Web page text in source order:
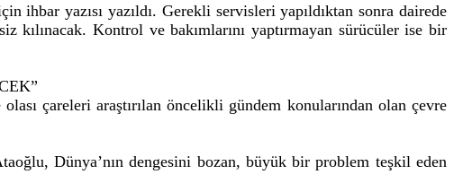
ihbar yazısı yazıldı. Gerekli servisleri yapıldıktan sonra dairede
kılınacak. Kontrol ve bakımlarını yaptırmayan sürücüler ise bir
çareleri araştırılan öncelikli gündem konularından olan çevre
Dünya’nın dengesini bozan, büyük bir problem teşkil eden